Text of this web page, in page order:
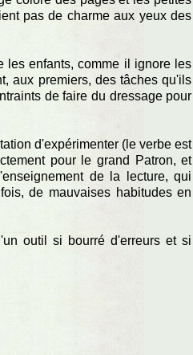
pas de charme aux yeux des
les enfants, comme il ignore les
aux premiers, des tâches qu'ils
de faire du dressage pour
d'expérimenter (le verbe est
pour le grand Patron, et
de la lecture, qui
de mauvaises habitudes en
outil si bourré d'erreurs et si